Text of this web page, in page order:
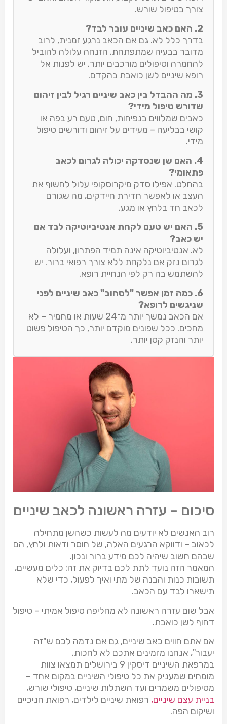
צורך בטיפול שורש.
2. האם כאב שיניים עובר לבד?
בדרך כלל לא. גם אם הכאב נרגע זמנית, לרוב
מדובר בבעיה שמתפתחת. הזנחה עלולה להוביל
להחמרה וטיפולים מורכבים יותר. יש לפנות אל
רופא שיניים לשן כואבת בהקדם.
3. מה ההבדל בין כאב שיניים רגיל לבין זיהום
שדורש טיפול מידי?
כאבים שמלווים בנפיחות, חום, טעם רע בפה או
קושי בבליעה – מעידים על זיהום ודורשים טיפול
מידי.
4. האם שן שנסדקה יכולה לגרום לכאב
פתאומי?
בהחלט. אפילו סדק מיקרוסקופי עלול לחשוף את
העצב או לאפשר חדירת חיידקים, מה שגורם
לכאב חד בלחץ או מגע.
5. האם יש טעם לקחת אנטיביוטיקה לבד אם
יש כאב?
לא. אנטיביוטיקה אינה תמיד הפתרון, ועלולה
לגרום נזק אם נלקחת ללא צורך רפואי ברור. יש
להשתמש בה רק לפי הנחיית רופא.
6. כמה זמן אפשר "לסחוב" כאב שיניים לפני
שניגשים לרופא?
אם הכאב נמשך יותר מ־24 שעות או מחמיר – לא
מחכים. ככל שפונים מוקדם יותר, כך הטיפול פשוט
יותר והנזק קטן יותר.
סיכום – עזרה ראשונה לכאב שיניים
רוב האנשים לא יודעים מה לעשות כשהשן מתחילה
לכאוב – ודווקא הרגעים האלה, של חוסר ודאות ולחץ, הם
שבהם חשוב שיהיה לכם מידע ברור ונכון.
המאמר הזה נועד לתת לכם בדיוק את זה: כלים מעשיים,
תשובות כנות והבנה של מתי ואיך לפעול, כדי שלא
תישארו לבד עם הכאב.
אבל שום עזרה ראשונה לא מחליפה טיפול אמיתי – טיפול
דחוף לשן כואבת.
אם אתם חווים כאב שיניים, גם אם נדמה לכם ש"זה
יעבור", אנחנו מזמינים אתכם לא לחכות.
במרפאת השיניים דיסקין 9 בירושלים תמצאו צוות
מומחים שמעניק את כל טיפולי השיניים במקום אחד –
מטיפולים משמרים ועד השתלות שיניים, טיפולי שורש,
בניית עצם שיניים, רפואת שיניים לילדים, רפואת חניכיים
ושיקום הפה.